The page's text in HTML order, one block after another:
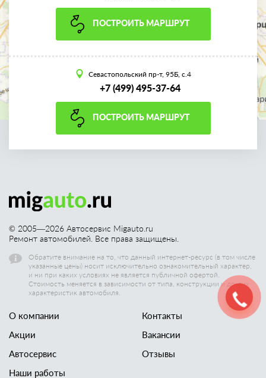
ПОСТРОИТЬ МАРШРУТ
Севастопольский пр-т, 95Б, с.4
+7 (499) 495-37-64
ПОСТРОИТЬ МАРШРУТ
© 2005—2026 Автосервис Migauto.ru
Ремонт автомобилей. Все права защищены.
Обратите внимание на то, что данный интернет-ресурс (в том числе
указанные цены) носит исключительно ознакомительный характер,
и ни при каких условиях не является публичной офертой.
Стоимость меняется в зависимости от типа, конструкции и других
характеристик автомобиля.
О компании
Акции
Автосервис
Наши работы
Контакты
Вакансии
Отзывы